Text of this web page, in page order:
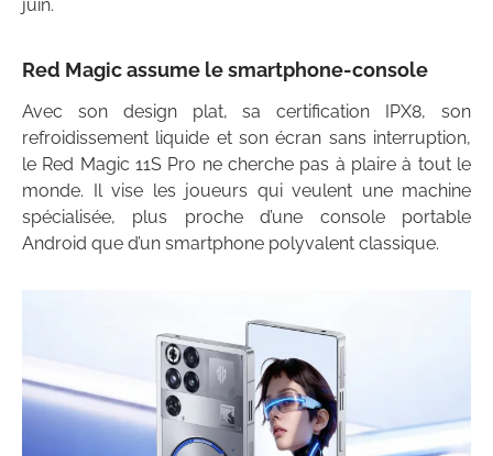
juin.
Red Magic assume le smartphone-console
Avec son design plat, sa certification IPX8, son
refroidissement liquide et son écran sans interruption,
le Red Magic 11S Pro ne cherche pas à plaire à tout le
monde. Il vise les joueurs qui veulent une machine
spécialisée, plus proche d’une console portable
Android que d’un smartphone polyvalent classique.